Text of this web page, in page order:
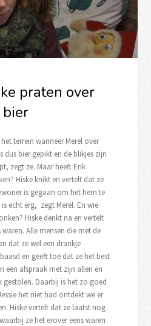
praten over
terrein wanneer Merel over
dus bier gepikt en de blikjes zijn
zegt ze. Maar heeft Erik
Hiske knikt en vertelt dat ze
is gegaan om het hem te
echt erg, zegt Merel. En wie
Hiske denkt na en vertelt
Alle mensen die met de
dat ze wel een drankje
en geeft toe dat ze het best
een afspraak met zijn allen en
Daarbij is het zo goed
het niet had ontdekt we er
Hiske vertelt dat ze laatst nog
ze het erover eens waren